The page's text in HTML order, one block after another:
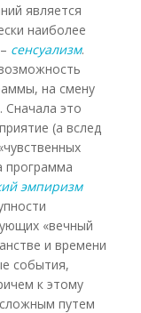
является
наиболее
сенсуализм.
на смену
это
(а вслед
программа
эмпиризм
«вечный
и времени
события,
к этому
путем